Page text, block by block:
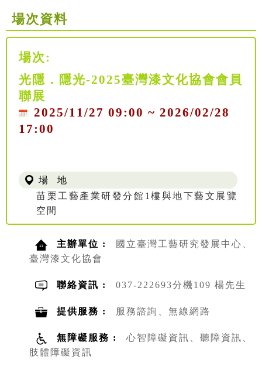
場次資料
場次:
光隱．隱光-2025臺灣漆文化協會會員
聯展
2025/11/27 09:00 ~ 2026/02/28
17:00
場 地
苗栗工藝產業研發分館1樓與地下藝文展覽
空間
主辦單位 :
國立臺灣工藝研究發展中心、
臺灣漆文化協會
聯絡資訊 : 037-222693分機109 楊先生
提供服務 : 服務諮詢、無線網路
無障礙服務 :
心智障礙資訊、聽障資訊、
肢體障礙資訊